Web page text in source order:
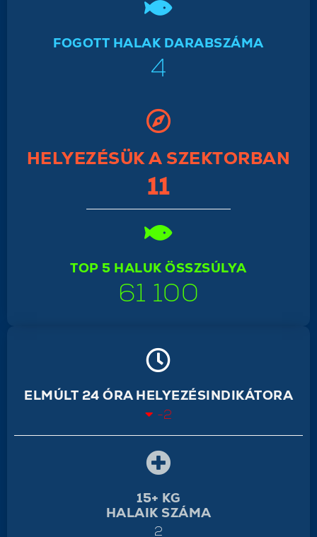
FOGOTT HALAK DARABSZÁMA
4
HELYEZÉSÜK A SZEKTORBAN
11
TOP 5 HALUK ÖSSZSÚLYA
61 100
ELMÚLT 24 ÓRA HELYEZÉSINDIKÁTORA
-2
15+ KG
HALAIK SZÁMA
2